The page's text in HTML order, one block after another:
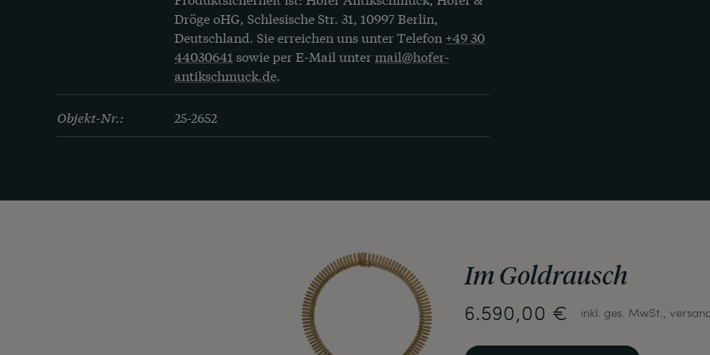
Dröge oHG, Schlesische Str. 31, 10997 Berlin,
Deutschland. Sie erreichen uns unter Telefon +49 30
44030641 sowie per E-Mail untermail@hofer-
antikschmuck.de.
Objekt-Nr.: 25-2652
Im Goldrausch
6.590,00 € inkl. ges. MwSt.,